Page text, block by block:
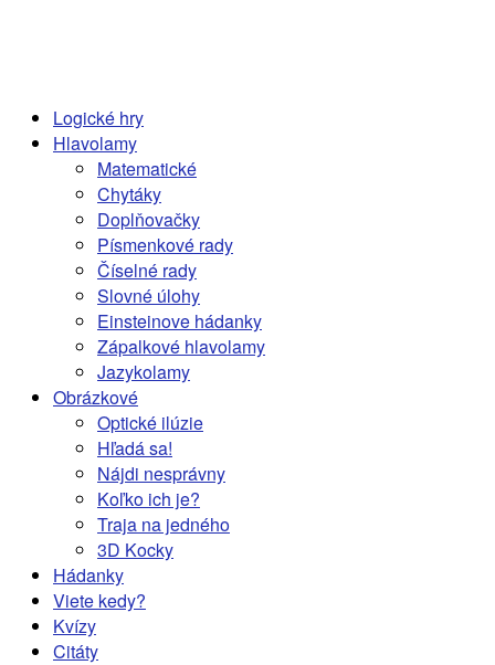
Logické hry
Hlavolamy
Matematické
Chytáky
Doplňovačky
Písmenkové rady
Číselné rady
Slovné úlohy
Einsteinove hádanky
Zápalkové hlavolamy
Jazykolamy
Obrázkové
Optické ilúzie
Hľadá sa!
Nájdi nesprávny
Koľko ich je?
Traja na jedného
3D Kocky
Hádanky
Viete kedy?
Kvízy
Citáty